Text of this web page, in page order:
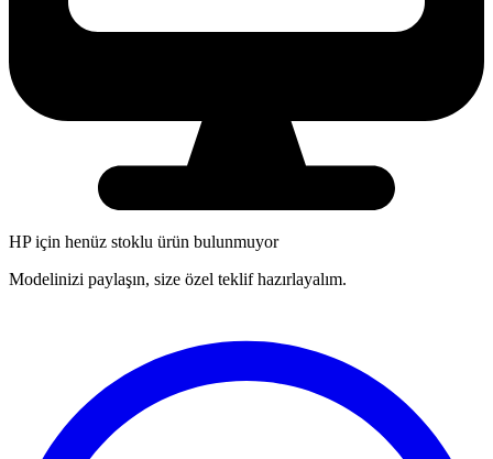
HPiçin henüz stoklu ürün bulunmuyor
Modelinizi paylaşın, size özel teklif hazırlayalım.